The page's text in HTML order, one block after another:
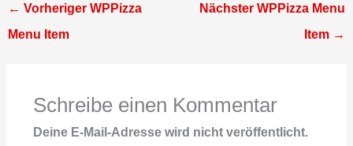
← Vorheriger WPPizza
Menu Item
Nächster WPPizza Menu
Item →
Schreibe einen Kommentar
Deine E-Mail-Adresse wird nicht veröffentlicht.